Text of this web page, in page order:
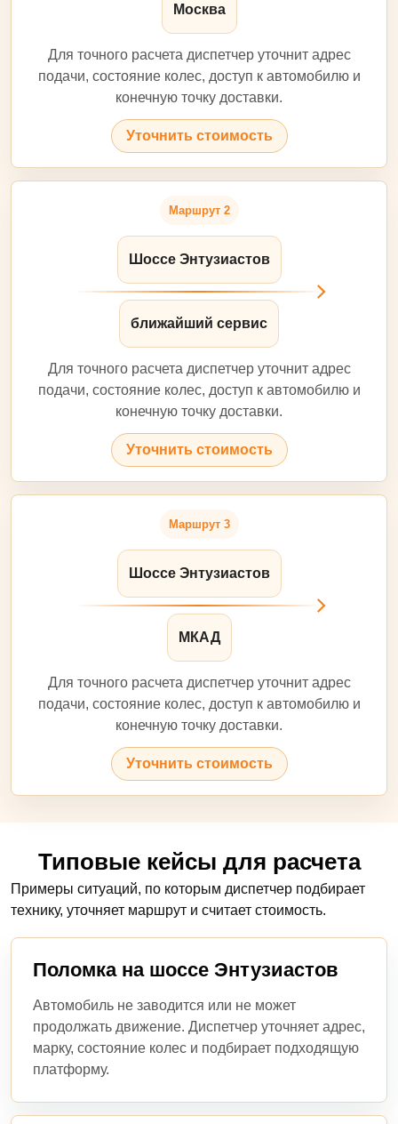
Москва
Для точного расчета диспетчер уточнит адрес
подачи, состояние колес, доступ к автомобилю и
конечную точку доставки.
Уточнить стоимость
Маршрут 2
Шоссе Энтузиастов
ближайший сервис
Для точного расчета диспетчер уточнит адрес
подачи, состояние колес, доступ к автомобилю и
конечную точку доставки.
Уточнить стоимость
Маршрут 3
Шоссе Энтузиастов
МКАД
Для точного расчета диспетчер уточнит адрес
подачи, состояние колес, доступ к автомобилю и
конечную точку доставки.
Уточнить стоимость
Типовые кейсы для расчета
Примеры ситуаций, по которым диспетчер подбирает
технику, уточняет маршрут и считает стоимость.
Поломка на шоссе Энтузиастов
Автомобиль не заводится или не может
продолжать движение. Диспетчер уточняет адрес,
марку, состояние колес и подбирает подходящую
платформу.